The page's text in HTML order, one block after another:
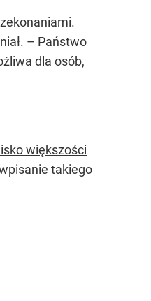
– Państwo
dla osób,
większości
takiego